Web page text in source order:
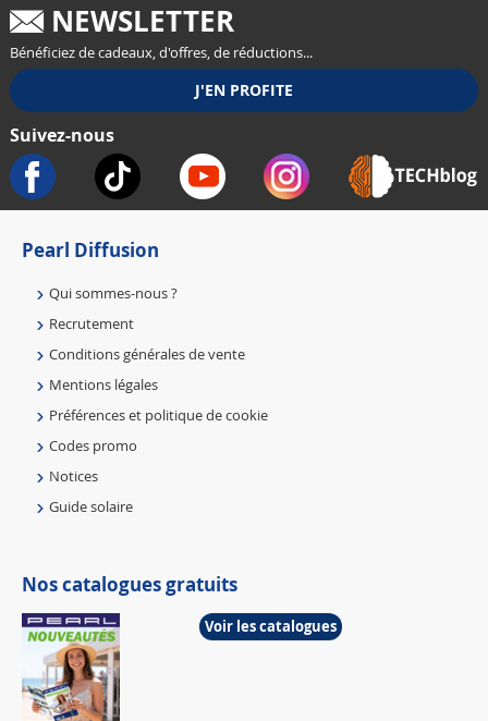
NEWSLETTER
Bénéficiez de cadeaux, d'offres, de réductions...
Suivez-nous
Pearl Diffusion
Qui sommes-nous ?
Recrutement
Conditions générales de vente
Mentions légales
Préférences et politique de cookie
Codes promo
Notices
Guide solaire
Nos catalogues gratuits
Voir les catalogues